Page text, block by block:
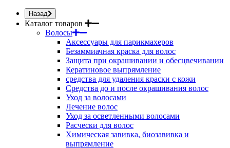
Назад
Каталог товаров
Волосы
Аксессуары для парикмахеров
Безаммиачная краска для волос
Защита при окрашивании и обесцвечивании
Кератиновое выпрямление
средства для удаления краски с кожи
Средства до и после окрашивания волос
Уход за волосами
Лечение волос
Уход за осветленными волосами
Расчески для волос
Химическая завивка, биозавивка и
выпрямление